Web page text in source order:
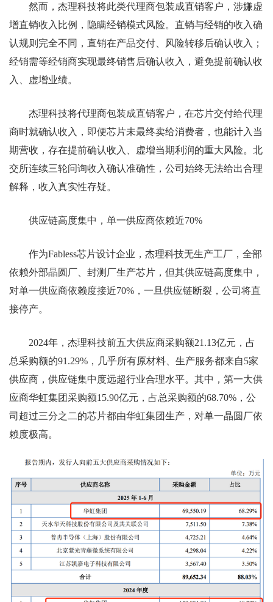
然而，杰理科技将此类代理商包装成直销客户，涉嫌虚
增直销收入比例，隐瞒经销模式风险。直销与经销的收入确
认规则完全不同，直销在产品交付、风险转移后确认收入；
经销需等经销商实现最终销售后确认收入，避免提前确认收
入、虚增业绩。
杰理科技将代理商包装成直销客户，在芯片交付给代理
商时就确认收入，即便芯片未最终卖给消费者，也能计入当
期营收，存在提前确认收入、虚增当期利润的重大风险。北
交所连续三轮问询收入确认准确性，公司始终无法给出合理
解释，收入真实性存疑。
供应链高度集中，单一供应商依赖近70%
作为Fabless芯片设计企业，杰理科技无生产工厂，全部
依赖外部晶圆厂、封测厂生产芯片，但其供应链高度集中，
对单一供应商依赖度接近70%，一旦供应链断裂，公司将直
接停产。
2024年，杰理科技前五大供应商采购额21.13亿元，占
总采购额的91.29%，几乎所有原材料、生产服务都来自5家
供应商，供应链集中度远超行业合理水平。其中，第一大供
应商华虹集团采购额15.90亿元，占总采购额的68.70%，公
司超过三分之二的芯片都由华虹集团生产，对单一晶圆厂依
赖度极高。